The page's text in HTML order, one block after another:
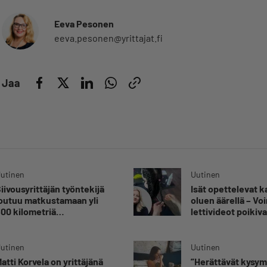
Eeva Pesonen
eeva.pesonen@yrittajat.fi
Jaa
työntekijä
matkustamaan yli
kilometriä
Uutinen
Isät opettelevat
oluen äärellä –
lettivideot
Korvela on yrittäjänä
Uutinen
”Herättävät